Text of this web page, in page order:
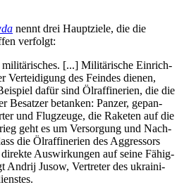
nennt drei Haupt­ziele, die die
verfolgt:
mili­tä­ri­sches. [...] Mili­tä­ri­sche Ein­rich­
Ver­tei­di­gung des Feindes dienen,
dafür sind Ölraf­fi­ne­rien, die die
Besat­zer betan­ken: Panzer, gepan­
und Flug­zeuge, die Raketen auf die
geht es um Ver­sor­gung und Nach­
die Ölraf­fi­ne­rien des Aggres­sors
Aus­wir­kun­gen auf seine Fähig­
Andrij Jusow, Ver­tre­ter des ukrai­ni­